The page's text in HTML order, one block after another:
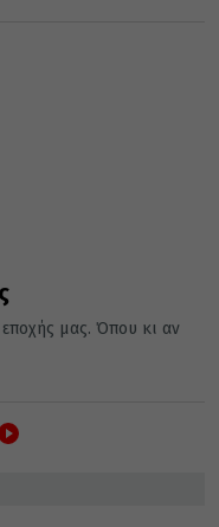
μας. Όπου κι αν